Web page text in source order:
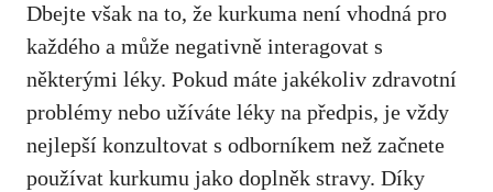
Dbejte však na to, že ⁤kurkuma není vhodná pro
každého a může negativně interagovat s
některými léky. Pokud máte jakékoliv zdravotní
problémy⁢ nebo užíváte léky na předpis, je vždy
nejlepší konzultovat s odborníkem než začnete
používat kurkumu jako doplněk stravy. Díky